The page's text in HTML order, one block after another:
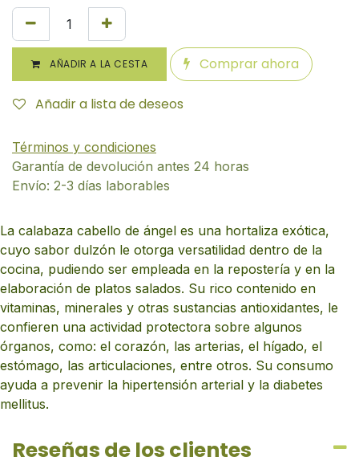
AÑADIR A LA CESTA Comprar ahora
Añadir a lista de deseos
Términos y condiciones
Garantía de devolución antes 24 horas
Envío: 2-3 días laborables
La calabaza cabello de ángel es una hortaliza exótica,
cuyo sabor dulzón le otorga versatilidad dentro de la
cocina, pudiendo ser empleada en la repostería y en la
elaboración de platos salados. Su rico contenido en
vitaminas, minerales y otras sustancias antioxidantes, le
confieren una actividad protectora sobre algunos
órganos, como: el corazón, las arterias, el hígado, el
estómago, las articulaciones, entre otros. Su consumo
ayuda a prevenir la hipertensión arterial y la diabetes
mellitus.
Reseñas de los clientes